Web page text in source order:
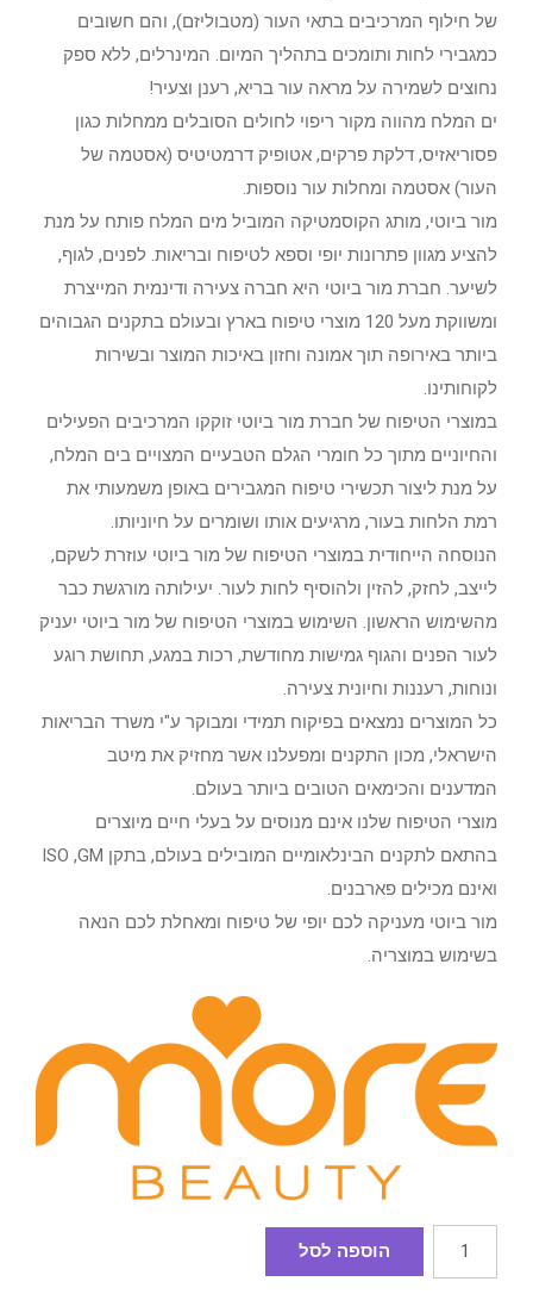
של חילוף המרכיבים בתאי העור (מטבוליזם), והם חשובים
כמגבירי לחות ותומכים בתהליך המיום. המינרלים, ללא ספק
נחוצים לשמירה על מראה עור בריא, רענן וצעיר!
ים המלח מהווה מקור ריפוי לחולים הסובלים ממחלות כגון
פסוריאזיס, דלקת פרקים, אטופיק דרמטיטיס (אסטמה של
העור) אסטמה ומחלות עור נוספות.
מור ביוטי, מותג הקוסמטיקה המוביל מים המלח פותח על מנת
להציע מגוון פתרונות יופי וספא לטיפוח ובריאות. לפנים, לגוף,
לשיער. חברת מור ביוטי היא חברה צעירה ודינמית המייצרת
ומשווקת מעל 120 מוצרי טיפוח בארץ ובעולם בתקנים הגבוהים
ביותר באירופה תוך אמונה וחזון באיכות המוצר ובשירות
לקוחותינו.
במוצרי הטיפוח של חברת מור ביוטי זוקקו המרכיבים הפעילים
והחיוניים מתוך כל חומרי הגלם הטבעיים המצויים בים המלח,
על מנת ליצור תכשירי טיפוח המגבירים באופן משמעותי את
רמת הלחות בעור, מרגיעים אותו ושומרים על חיוניותו.
הנוסחה הייחודית במוצרי הטיפוח של מור ביוטי עוזרת לשקם,
לייצב, לחזק, להזין ולהוסיף לחות לעור. יעילותה מורגשת כבר
מהשימוש הראשון. השימוש במוצרי הטיפוח של מור ביוטי יעניק
לעור הפנים והגוף גמישות מחודשת, רכות במגע, תחושת רוגע
ונוחות, רעננות וחיונית צעירה.
כל המוצרים נמצאים בפיקוח תמידי ומבוקר ע"י משרד הבריאות
הישראלי, מכון התקנים ומפעלנו אשר מחזיק את מיטב
המדענים והכימאים הטובים ביותר בעולם.
מוצרי הטיפוח שלנו אינם מנוסים על בעלי חיים מיוצרים
בהתאם לתקנים הבינלאומיים המובילים בעולם, בתקן ISO ,GM
ואינם מכילים פארבנים.
מור ביוטי מעניקה לכם יופי של טיפוח ומאחלת לכם הנאה
בשימוש במוצריה.
הוספה לסל